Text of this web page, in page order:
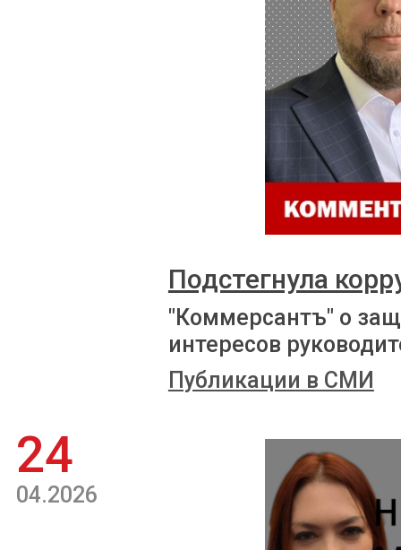
Подстегнула
"Коммерсантъ" о
интересов
Публикации в СМИ
24
04.2026